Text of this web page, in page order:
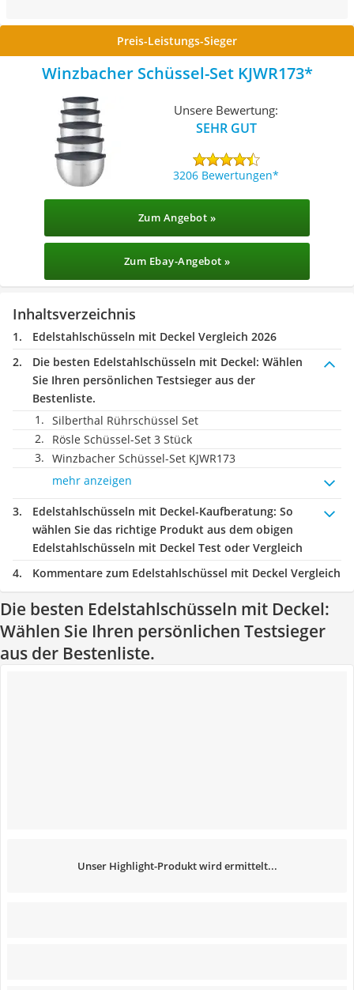
Preis-Leistungs-Sieger
Winzbacher Schüssel-Set KJWR173
Unsere Bewertung:
SEHR GUT
3206 Bewertungen
Zum Angebot »
Zum Ebay-Angebot »
Inhaltsverzeichnis
Edelstahlschüsseln mit Deckel Vergleich 2026
Die besten Edelstahlschüsseln mit Deckel: Wählen
Sie Ihren persönlichen Testsieger aus der
Bestenliste.
Silberthal Rührschüssel Set
Rösle Schüssel-Set 3 Stück
Winzbacher Schüssel-Set KJWR173
mehr anzeigen
Edelstahlschüsseln mit Deckel-Kaufberatung: So
wählen Sie das richtige Produkt aus dem obigen
Edelstahlschüsseln mit Deckel Test oder Vergleich
Kommentare zum Edelstahlschüssel mit Deckel Vergleich
Die besten Edelstahlschüsseln mit Deckel:
Wählen Sie Ihren persönlichen Testsieger
aus der Bestenliste.
Unser Highlight-Produkt wird ermittelt...